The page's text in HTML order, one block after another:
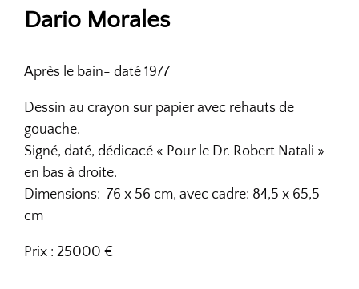
Dario Morales
Après le bain- daté 1977
Dessin au crayon sur papier avec rehauts de
gouache.
Signé, daté, dédicacé « Pour le Dr. Robert Natali »
en bas à droite.
Dimensions: 76 x 56 cm, avec cadre: 84,5 x 65,5
cm
Prix : 25000 €